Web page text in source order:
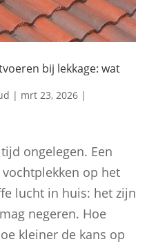
bij lekkage: wat
| mrt 23, 2026|
ongelegen. Een
op het
lucht in huis: het zijn
negeren. Hoe
kleiner de kans op